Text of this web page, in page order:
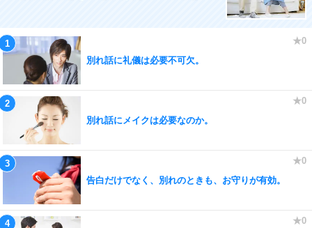
別れ話に礼儀は必要不可欠。
別れ話にメイクは必要なのか。
告白だけでなく、別れのときも、お守りが有効。